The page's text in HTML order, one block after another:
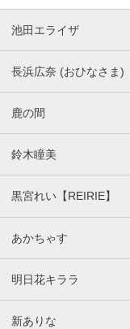
池田エライザ
長浜広奈 (おひなさま)
鹿の間
鈴木瞳美
黒宮れい【REIRIE】
あかちゃす
明日花キララ
新ありな